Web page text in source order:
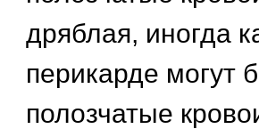
дряблая, иногда
перикарде могут
полозчатые